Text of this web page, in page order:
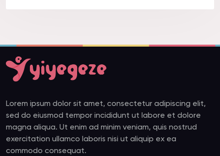
Lorem ipsum dolor sit amet, consectetur adipiscing elit,
sed do eiusmod tempor incididunt ut labore et dolore
magna aliqua. Ut enim ad minim veniam, quis nostrud
exercitation ullamco laboris nisi ut aliquip ex ea
commodo consequat.